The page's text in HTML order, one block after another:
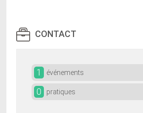
CONTACT
1 événements
0 pratiques